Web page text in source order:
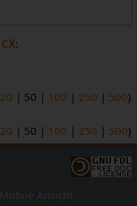
CX:
20 | 50 | 100 | 250 | 500)
20 | 50 | 100 | 250 | 500)
Mobile Ansicht